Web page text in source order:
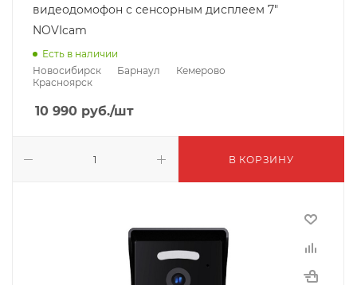
видеодомофон с сенсорным дисплеем 7"
NOVIcam
Есть в наличии
Новосибирск
Барнаул
Кемерово
Красноярск
10 990 руб./шт
В КОРЗИНУ